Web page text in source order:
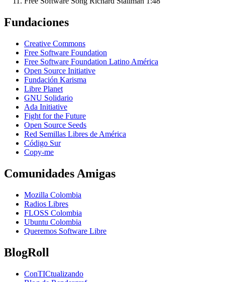
Fundaciones
Creative Commons
Free Software Foundation
Free Software Foundation Latino América
Open Source Initiative
Fundación Karisma
Libre Planet
GNU Solidario
Ada Initiative
Fight for the Future
Open Source Seeds
Red Semillas Libres de América
официальный
лучшего
в
онлайн
казино
пин
ап
Código Sur
Copy-me
Comunidades Amigas
Mozilla Colombia
Radios Libres
FLOSS Colombia
Ubuntu Colombia
Queremos Software Libre
BlogRoll
ConTICtualizando